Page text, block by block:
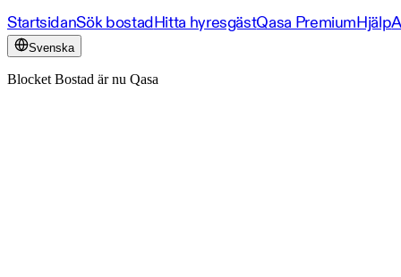
StartsidanSök bostadHitta hyresgästQasa PremiumHjälp
Svenska
Blocket Bostad är nu Qasa